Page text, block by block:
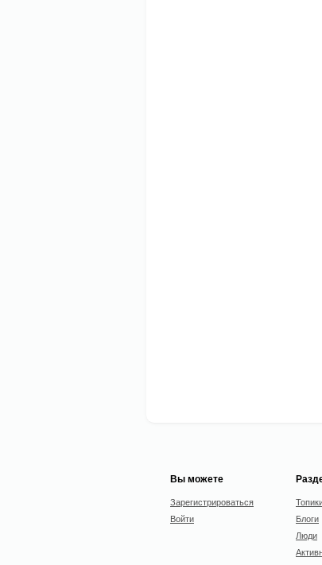
Вы можете
Зарегистрироваться
Войти
Блоги
Люди